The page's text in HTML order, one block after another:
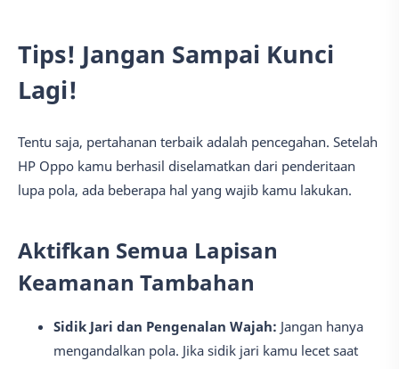
Tips! Jangan Sampai Kunci
Lagi!
Tentu saja, pertahanan terbaik adalah pencegahan. Setelah
HP Oppo kamu berhasil diselamatkan dari penderitaan
lupa pola, ada beberapa hal yang wajib kamu lakukan.
Aktifkan Semua Lapisan
Keamanan Tambahan
Sidik Jari dan Pengenalan Wajah: Jangan hanya
mengandalkan pola. Jika sidik jari kamu lecet saat